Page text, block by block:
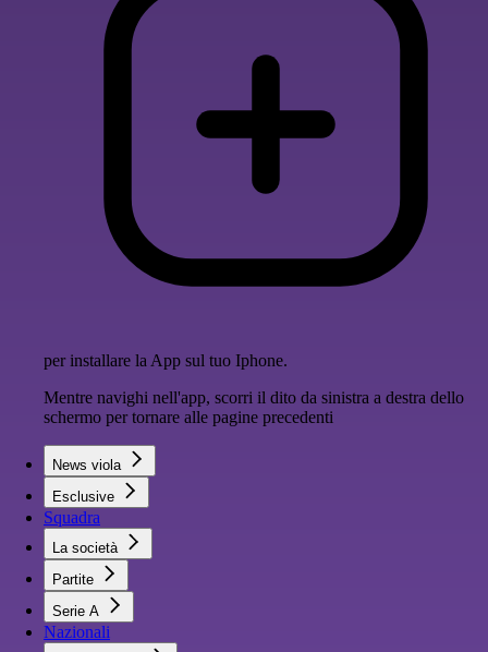
per installare la App sul tuo Iphone.
Mentre navighi nell'app, scorri il dito da sinistra a destra dello
schermo per tornare alle pagine precedenti
News viola
Esclusive
Squadra
La società
Partite
Serie A
Nazionali